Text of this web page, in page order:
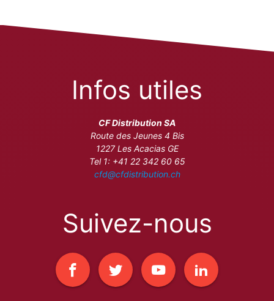
Infos utiles
CF Distribution SA
Route des Jeunes 4 Bis
1227 Les Acacias GE
Tel 1: +41 22 342 60 65
cfd@cfdistribution.ch
Suivez-nous